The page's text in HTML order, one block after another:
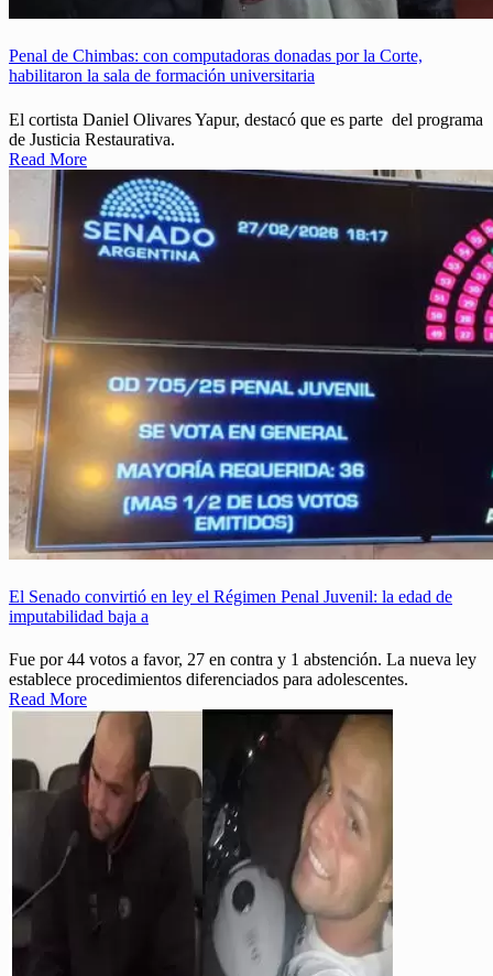
Penal de Chimbas: con computadoras donadas por la Corte,
habilitaron la sala de formación universitaria
El cortista Daniel Olivares Yapur, destacó que es parte del programa
de Justicia Restaurativa.
Read More
El Senado convirtió en ley el Régimen Penal Juvenil: la edad de
imputabilidad baja a
Fue por 44 votos a favor, 27 en contra y 1 abstención. La nueva ley
establece procedimientos diferenciados para adolescentes.
Read More